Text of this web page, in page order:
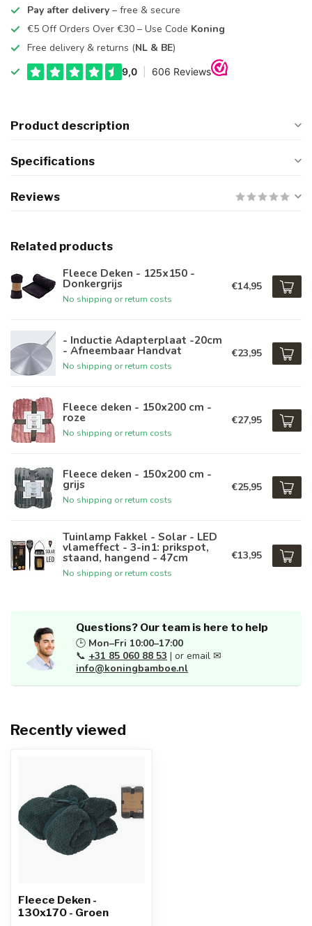
Pay after delivery – free & secure
€5 Off Orders Over €30 – Use Code Koning
Free delivery & returns (NL & BE)
Product description
Specifications
Reviews
Related products
Fleece Deken - 125x150 -
Donkergrijs
No shipping or return costs
€14,95
- Inductie Adapterplaat -20cm
- Afneembaar Handvat
No shipping or return costs
€23,95
Fleece deken - 150x200 cm -
roze
No shipping or return costs
€27,95
Fleece deken - 150x200 cm -
grijs
No shipping or return costs
€25,95
Tuinlamp Fakkel - Solar - LED
vlameffect - 3-in1: prikspot,
staand, hangend - 47cm
No shipping or return costs
€13,95
Questions? Our team is here to help
🕒 Mon–Fri 10:00–17:00
📞 +31 85 060 88 53 | or email ✉
info@koningbamboe.nl
Recently viewed
Fleece Deken -
130x170 - Groen